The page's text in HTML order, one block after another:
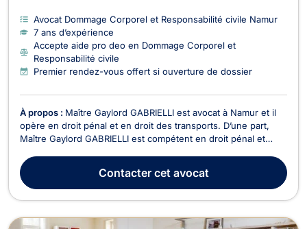
Avocat Dommage Corporel et Responsabilité civile Namur
7 ans d’expérience
Accepte aide pro deo en Dommage Corporel et
Responsabilité civile
Premier rendez-vous offert si ouverture de dossier
À propos : Maître Gaylord GABRIELLI est avocat à Namur et il
opère en droit pénal et en droit des transports. D’une part,
Maître Gaylord GABRIELLI est compétent en droit pénal et
différentes juridictions (Juge d’instruction, Juridictions
correctionnelles, Cour d'assises). Il exe...
Contactercet avocat